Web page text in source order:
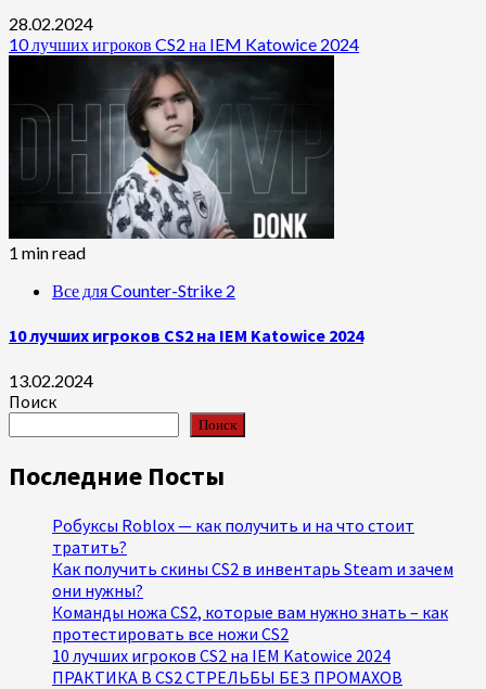
28.02.2024
10 лучших игроков CS2 на IEM Katowice 2024
1 min read
Все для Counter-Strike 2
10 лучших игроков CS2 на IEM Katowice 2024
13.02.2024
Поиск
Поиск
Последние Посты
Робуксы Roblox — как получить и на что стоит
тратить?
Как получить скины CS2 в инвентарь Steam и зачем
они нужны?
Команды ножа CS2, которые вам нужно знать – как
протестировать все ножи CS2
10 лучших игроков CS2 на IEM Katowice 2024
ПРАКТИКА В CS2 СТРЕЛЬБЫ БЕЗ ПРОМАХОВ